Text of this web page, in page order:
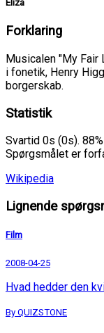
Eliza
Forklaring
Musicalen "My Fair
i fonetik, Henry
borgerskab.
Statistik
Svartid 0s (0s).
Spørgsmålet er
Wikipedia
Lignende
Film
2008-04-25
Hvad hedder den
By QUIZSTONE